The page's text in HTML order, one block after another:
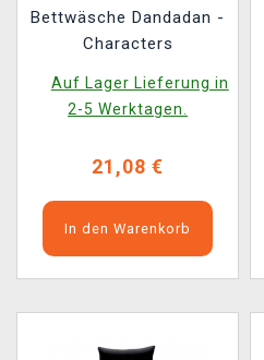
Bettwäsche Dandadan -
Characters
Auf Lager Lieferung in
2-5 Werktagen.
21,08 €
In den Warenkorb